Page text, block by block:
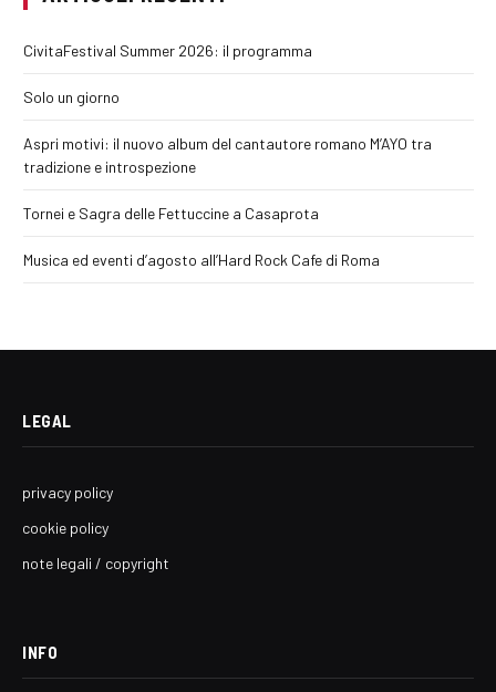
CivitaFestival Summer 2026: il programma
Solo un giorno
Aspri motivi: il nuovo album del cantautore romano M’AYO tra
tradizione e introspezione
Tornei e Sagra delle Fettuccine a Casaprota
Musica ed eventi d’agosto all’Hard Rock Cafe di Roma
LEGAL
privacy policy
cookie policy
note legali / copyright
INFO